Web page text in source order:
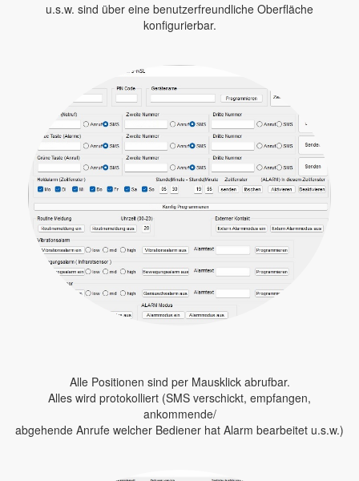
u.s.w. sind über eine benutzerfreundliche Oberfläche
konfigurierbar.
Alle Positionen sind per Mausklick abrufbar.
Alles wird protokolliert (SMS verschickt, empfangen,
ankommende/
abgehende Anrufe welcher Bediener hat Alarm bearbeitet u.s.w.)